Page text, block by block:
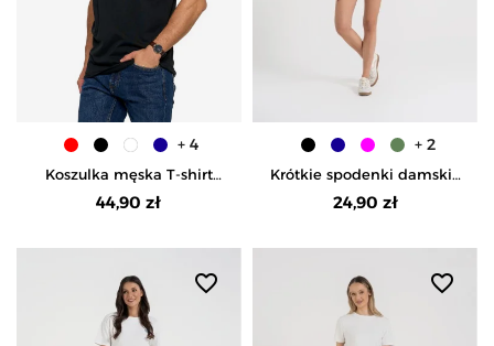
Koszulka męska T-shirt
bawełniana Premium
okrągły dekolt - CZARNY
44,90 zł
+ 4
Krótkie spodenki damskie
szorty gładkie - CZARNY
24,90 zł
+ 2
favorite_border favorite_border